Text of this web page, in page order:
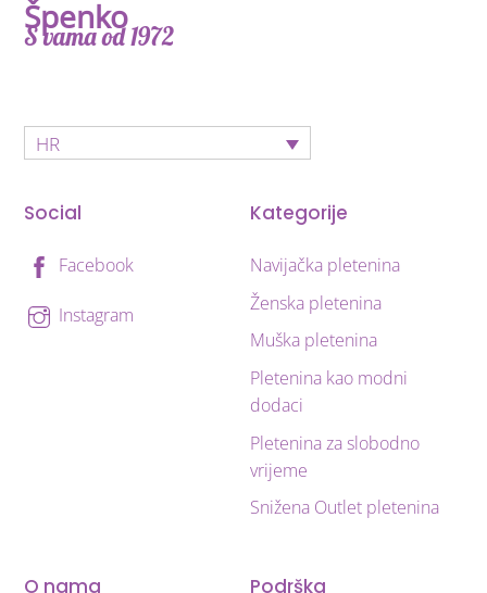
S vama od 1972
HR
Social
Facebook
Instagram
Kategorije
Navijačka pletenina
Ženska pletenina
Muška pletenina
Pletenina kao modni
dodaci
Pletenina za slobodno
vrijeme
Snižena Outlet pletenina
O nama Podrška